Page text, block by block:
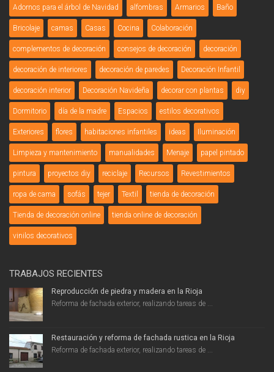
Adornos para el árbol de Navidad alfombras Armarios Baño
Bricolaje camas Casas Cocina Colaboración
complementos de decoración consejos de decoración decoración
decoración de interiores decoración de paredes Decoración Infantil
decoración interior Decoración Navideña decorar con plantas diy
Dormitorio día de la madre Espacios estilos decorativos
Exteriores flores habitaciones infantiles ideas Iluminación
Limpieza y mantenimiento manualidades Menaje papel pintado
pintura proyectos diy reciclaje Recursos Revestimientos
ropa de cama sofás tejer Textil tienda de decoración
Tienda de decoración online tienda online de decoración
vinilos decorativos
TRABAJOS RECIENTES
Reproducción de piedra y madera en la Rioja
Reforma de fachada exterior, realizando tareas de ...
Restauración y reforma de fachada rustica en la Rioja
Reforma de fachada exterior, realizando tareas de ...